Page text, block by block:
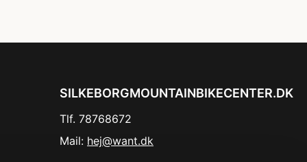
SILKEBORGMOUNTAINBIKECENTER.DK
Tlf. 78768672
Mail: hej@want.dk